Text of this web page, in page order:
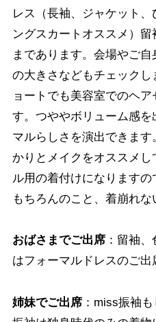
レス（長袖、ジャケット
ングスカートオススメ）
まであります。会場やご
の大きさなどもチェック
ョートでも美容室でのヘ
す。つややボリューム感
マルらしさを演出できま
かりとメイクをオススメ
ル用の着付けになります
もちろんのこと、着崩れな
おばさまでご出席：留袖、
はフォーマルドレスのご出
姉妹でご出席：miss振袖も